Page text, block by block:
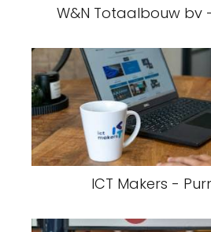
W&N Totaalbouw bv
ICT Makers -